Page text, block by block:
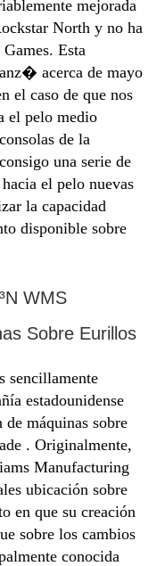
mejorada
North y no ha
Esta
acerca de mayo
el caso de que nos
el pelo medio
de la
una serie de
el pelo nuevas
la capacidad
disponible sobre
WMS
Sobre Eurillos
sencillamente
estadounidense
máquinas sobre
. Originalmente,
Manufacturing
ubicación sobre
en que su creación
sobre los cambios
conocida